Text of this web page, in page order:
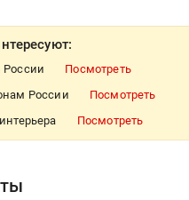
России
Посмотреть
России
Посмотреть
Посмотреть